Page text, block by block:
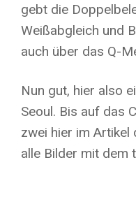
gebt die
Weißabgleich und
auch über das Q-
Nun gut, hier also
Seoul. Bis auf das
zwei hier im Artikel
alle Bilder mit dem